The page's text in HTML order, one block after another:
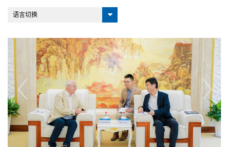
语言切换